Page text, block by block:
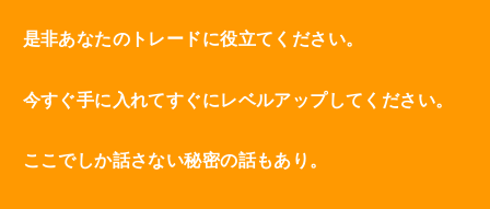
是非あなたのトレードに役立てください。
今すぐ手に入れてすぐにレベルアップしてください。
ここでしか話さない秘密の話もあり。